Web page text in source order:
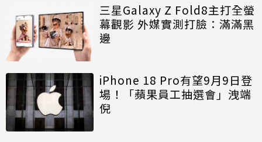
三星Galaxy Z Fold8主打全螢
幕觀影 外媒實測打臉：滿滿黑
邊
iPhone 18 Pro有望9月9日登
場！「蘋果員工抽選會」洩端
倪